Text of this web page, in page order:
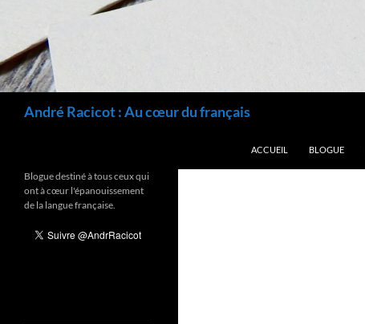
André Racicot : Au cœur du français
ACCUEIL
BLOGUE
Blogue destiné à tous ceux qui
ont à cœur l'épanouissement
de la langue française.